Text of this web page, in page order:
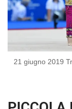
21 giugno 2019